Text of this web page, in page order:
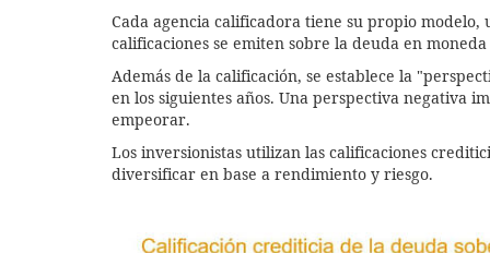
Cada agencia calificadora tiene su propio
calificaciones se emiten sobre la deuda en
Además de la calificación, se establece la
en los siguientes años. Una perspectiva negativa
empeorar.
Los inversionistas utilizan las calificaciones
diversificar en base a rendimiento y riesgo.